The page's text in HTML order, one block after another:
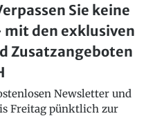
Sie keine
den exklusiven
Zusatzangeboten
Newsletter und
Freitag pünktlich zur